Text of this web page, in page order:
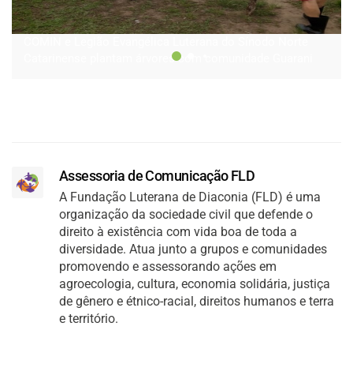
Catarinense plantam árvores com comunidade Guarani
Assessoria de Comunicação FLD
A Fundação Luterana de Diaconia (FLD) é uma
organização da sociedade civil que defende o
direito à existência com vida boa de toda a
diversidade. Atua junto a grupos e comunidades
promovendo e assessorando ações em
agroecologia, cultura, economia solidária, justiça
de gênero e étnico-racial, direitos humanos e terra
e território.